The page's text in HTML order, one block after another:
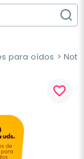
para oídos
favorite_border